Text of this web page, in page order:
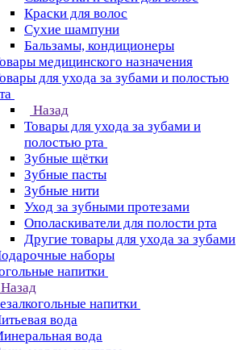
Краски для волос
Сухие шампуни
Бальзамы, кондиционеры
медицинского назначения
для ухода за зубами и полостью
Назад
Товары для ухода за зубами и
полостью рта
Зубные щётки
Зубные пасты
Зубные нити
Уход за зубными протезами
Ополаскиватели для полости рта
Другие товары для ухода за зубами
наборы
напитки
Назад
напитки
вода
вода